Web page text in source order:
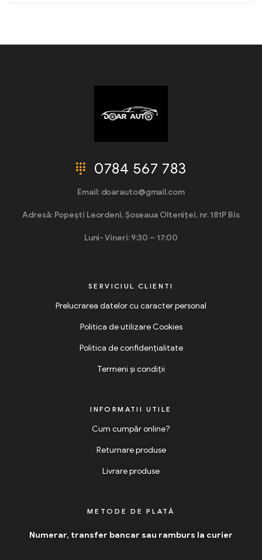
0784 567 783
Email: doarauto@gmail.com
Adresă: Popești Leordeni, Șoseaua Olteniței, nr. 181P Bis
Luni- Vineri: 9:30 – 17:00
SERVICIUL CLIENTI
Prelucrarea datelor cu caracter personal
Politica de utilizare Cookies
Politica de confidențialitate
Termeni și condiții
INFORMATII UTILE
Cum cumpăr online?
Returnare produse
Livrare produse
METODE DE PLATĂ
Numerar, transfer bancar sau ramburs la curier